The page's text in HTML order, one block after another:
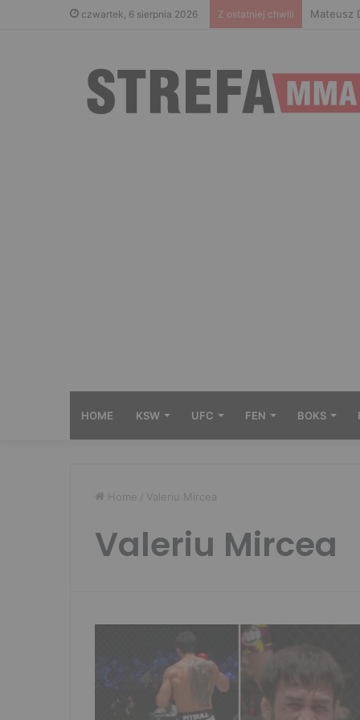
czwartek, 6 sierpnia 2026 Z ostatniej chwili Islam
HOME KSW UFC FEN BOKS
Home / Valeriu Mircea
Valeriu Mircea